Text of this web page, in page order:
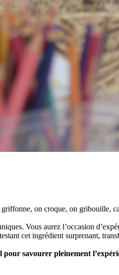
on croque, on gribouille,
Vous aurez l’occasion
cet ingrédient surprenant,
savourer pleinement